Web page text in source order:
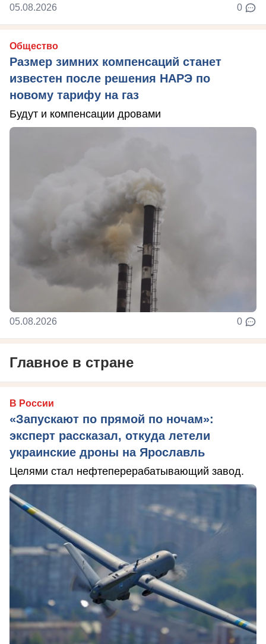
05.08.2026 0
Общество
Размер зимних компенсаций станет
известен после решения НАРЭ по
новому тарифу на газ
Будут и компенсации дровами
05.08.2026 0
Главное в стране
В России
«Запускают по прямой по ночам»:
эксперт рассказал, откуда летели
украинские дроны на Ярославль
Целями стал нефтеперерабатывающий завод.